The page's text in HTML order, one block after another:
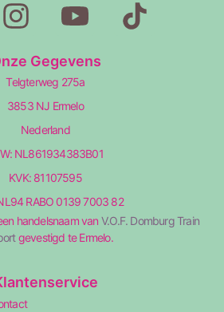
Gegevens
Telgterweg 275a
3853 NJ Ermelo
Nederland
NL861934383B01
KVK: 81107595
RABO 0139 7003 82
handelsnaam van V.O.F. Domburg Train
gevestigd te Ermelo.